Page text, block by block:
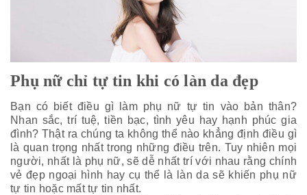
Phụ nữ chỉ tự tin khi có làn da đẹp
Bạn có biết điều gì làm phụ nữ tự tin vào bản thân?
Nhan sắc, trí tuệ, tiền bạc, tình yêu hay hạnh phúc gia
đình? Thật ra chúng ta không thể nào khẳng định điều gì
là quan trọng nhất trong những điều trên. Tuy nhiên mọi
người, nhất là phụ nữ, sẽ dễ nhất trí với nhau rằng chính
vẻ đẹp ngoại hình hay cụ thể là làn da sẽ khiến phụ nữ
tự tin hoặc mất tự tin nhất.